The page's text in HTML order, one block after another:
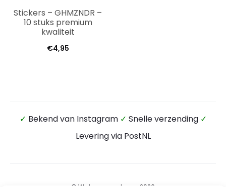
Stickers – GHMZNDR –
10 stuks premium
kwaliteit
€4,95
✓ Bekend van Instagram ✓ Snelle verzending ✓
Levering via PostNL